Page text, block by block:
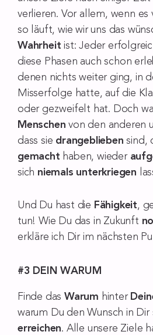
verlieren. Vor allem, wenn
so läuft, wie wir uns das
Wahrheit ist: Jeder
diese Phasen auch schon
denen nichts weiter ging, in
Misserfolge hatte, auf die
oder gezweifelt hat. Doch
Menschen von den anderen
dass sie drangeblieben sind,
gemacht haben, wieder
sich niemals unterkriegen
Und Du hast die Fähigkeit,
tun! Wie Du das in Zukunft
erkläre ich Dir im nächsten
#3 DEIN WARUM
Finde das Warum hinter
warum Du den Wunsch in Dir
erreichen. Alle unsere Ziele